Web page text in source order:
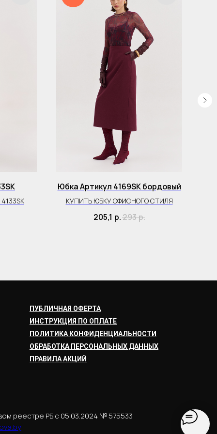
Юбка Артикул 4169SK бордовый
КУПИТЬ ЮБКУ ОФИСНОГО СТИЛЯ
205,1 р.293р.
ПУБЛИЧНАЯ ОФЕРТА
ИНСТРУКЦИЯ ПО ОПЛАТЕ
ПОЛИТИКА КОНФИДЕНЦИАЛЬНОСТИ
ОБРАБОТКА ПЕРСОНАЛЬНЫХ ДАННЫХ
ПРАВИЛА АКЦИЙ
реестре РБ с 05.03.2024 № 575533